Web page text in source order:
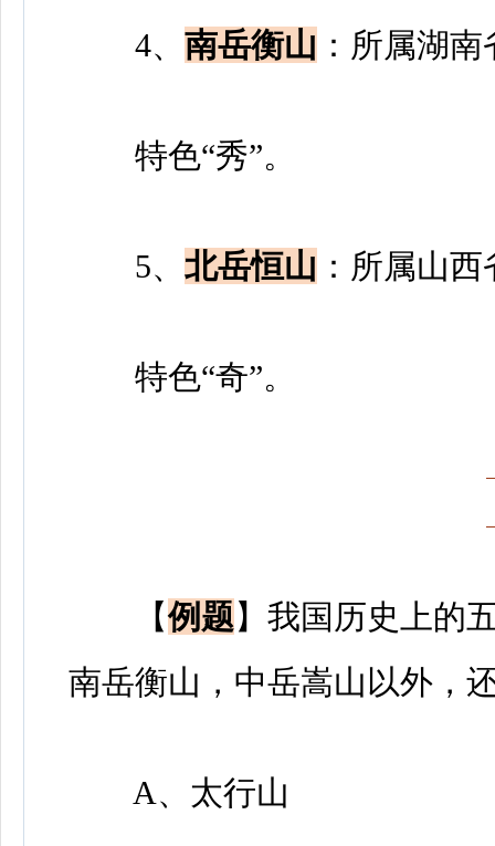
4、 南岳衡山 ：所属湖
特色“秀”。
5、 北岳恒山 ：所属山
特色“奇”。
【例题】我国历史上的
南岳衡山，中岳嵩山以外，
A、太行山